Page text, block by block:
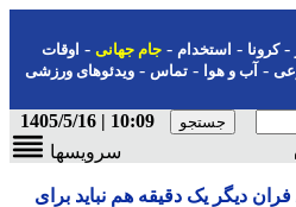
-استخدام- جام جهانی-اوقات
آب و هوا-تماس-ویدئوهای ورزشی
10:09 | 1405/5/16
سرویسها
دیگر یک دقیقه هم نباید برای